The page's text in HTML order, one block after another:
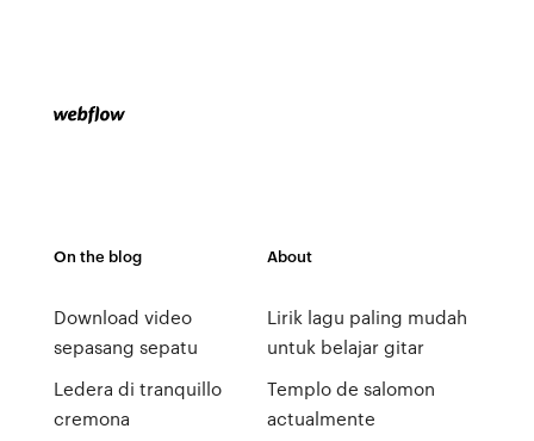
On the blog
Download video
sepasang sepatu
Ledera di tranquillo
cremona
About
Lirik lagu paling mudah
untuk belajar gitar
Templo de salomon
actualmente